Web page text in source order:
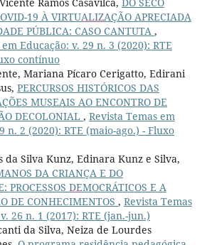
Ramos Casavilca, DO SECO
19 À VIRTUALIZAÇÃO APRECIADA
PÚBLICA: CASO CANTUTA ,
Educação: v. 29 n. 3 (2020): RTE
contínuo
Mariana Pícaro Cerigatto, Edirani
PERCURSOS HISTÓRICOS DAS
MUSEAIS AO ENCONTRO DE
DECOLONIAL , Revista Temas em
n. 2 (2020): RTE (maio-ago.) - Fluxo
da Silva Kunz, Edinara Kunz e Silva,
DA CRIANÇA E DO
PROCESSOS DEMOCRÁTICOS E A
DE CONHECIMENTOS , Revista Temas
26 n. 1 (2017): RTE (jan.-jun.)
da Silva, Neiza de Lourdes